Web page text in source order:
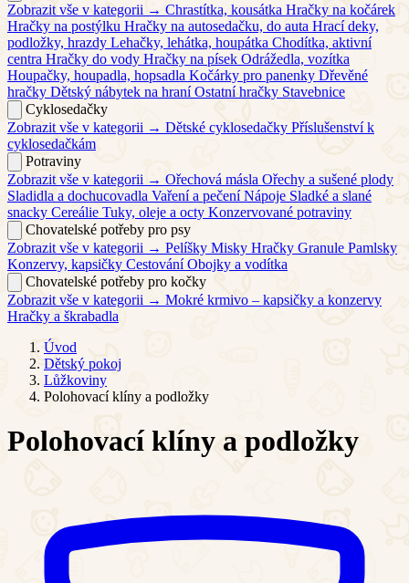
Zobrazit vše v kategorii → Chrastítka, kousátka Hračky na kočárek
Hračky na postýlku Hračky na autosedačku, do auta Hrací deky,
podložky, hrazdy Lehačky, lehátka, houpátka Chodítka, aktivní
centra Hračky do vody Hračky na písek Odrážedla, vozítka
Houpačky, houpadla, hopsadla Kočárky pro panenky Dřevěné
hračky Dětský nábytek na hraní Ostatní hračky Stavebnice
Cyklosedačky
Zobrazit vše v kategorii → Dětské cyklosedačky Příslušenství k
cyklosedačkám
Potraviny
Zobrazit vše v kategorii → Ořechová másla Ořechy a sušené plody
Sladidla a dochucovadla Vaření a pečení Nápoje Sladké a slané
snacky Cereálie Tuky, oleje a octy Konzervované potraviny
Chovatelské potřeby pro psy
Zobrazit vše v kategorii → Pelíšky Misky Hračky Granule Pamlsky
Konzervy, kapsičky Cestování Obojky a vodítka
Chovatelské potřeby pro kočky
Zobrazit vše v kategorii → Mokré krmivo – kapsičky a konzervy
Hračky a škrabadla
Úvod
Dětský pokoj
Lůžkoviny
Polohovací klíny a podložky
Polohovací klíny a podložky